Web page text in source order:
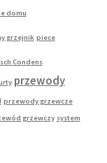
domu
grzejnik piece
Condens
przewody
przewody grzewcze
grzewczy system